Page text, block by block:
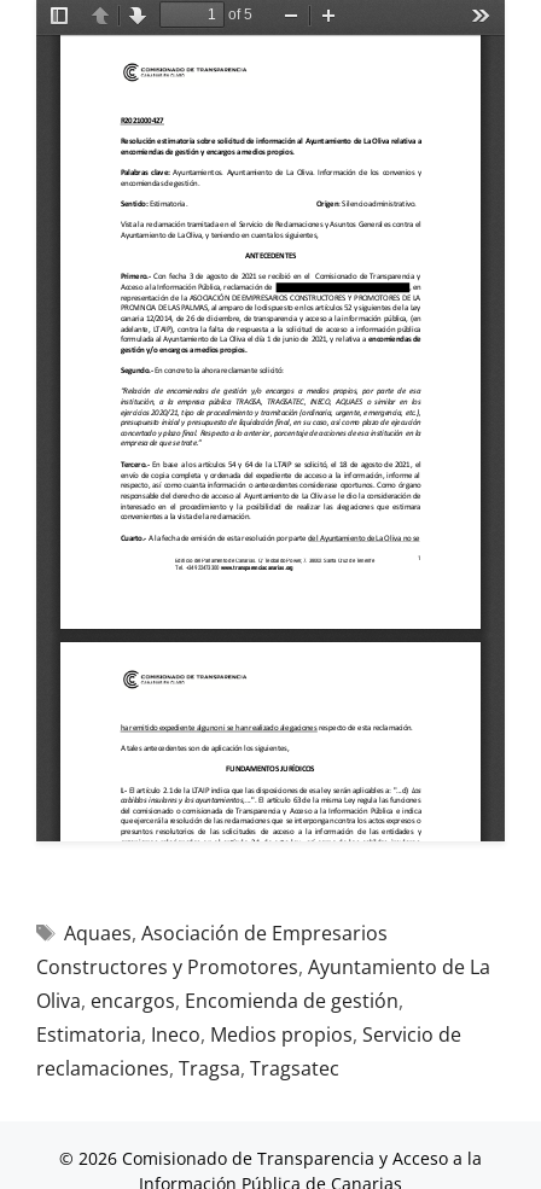
Aquaes, Asociación de Empresarios
Constructores y Promotores, Ayuntamiento de La
Oliva, encargos, Encomienda de gestión,
Estimatoria, Ineco, Medios propios, Servicio de
reclamaciones, Tragsa, Tragsatec
© 2026 Comisionado de Transparencia y Acceso a la
Información Pública de Canarias